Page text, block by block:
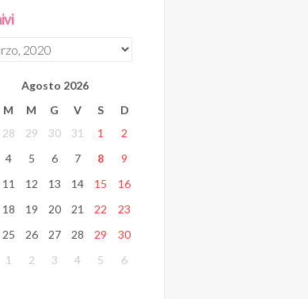
Agosto 2026
M M G V S
D
28 29 30 31 1
2
4 5 6 7 8
9
11 12 13 14 15
16
18 19 20 21 22
23
25 26 27 28 29
30
1 2 3 4 5 6